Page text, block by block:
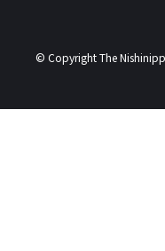
© Copyright The